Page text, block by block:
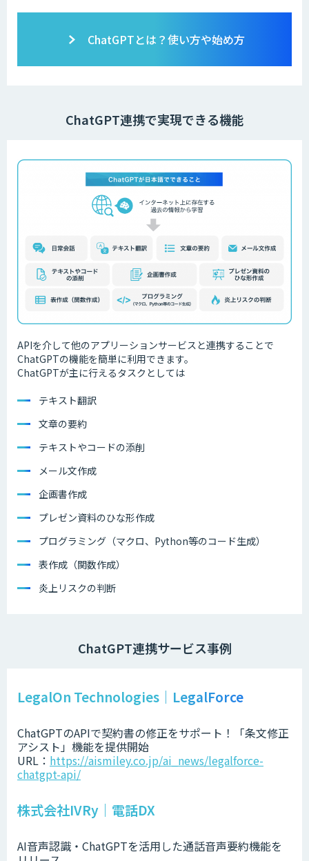
ChatGPTとは？使い方や始め方
ChatGPT連携で実現できる機能
APIを介して他のアプリーションサービスと連携することで
ChatGPTの機能を簡単に利用できます。
ChatGPTが主に行えるタスクとしては
テキスト翻訳
文章の要約
テキストやコードの添削
メール文作成
企画書作成
プレゼン資料のひな形作成
プログラミング（マクロ、Python等のコード生成）
表作成（関数作成）
炎上リスクの判断
ChatGPT連携サービス事例
LegalOn Technologies｜LegalForce
ChatGPTのAPIで契約書の修正をサポート！「条文修正
アシスト」機能を提供開始
URL： https://aismiley.co.jp/ai_news/legalforce-
chatgpt-api/
株式会社IVRy｜電話DX
AI音声認識・ChatGPTを活用した通話音声要約機能を